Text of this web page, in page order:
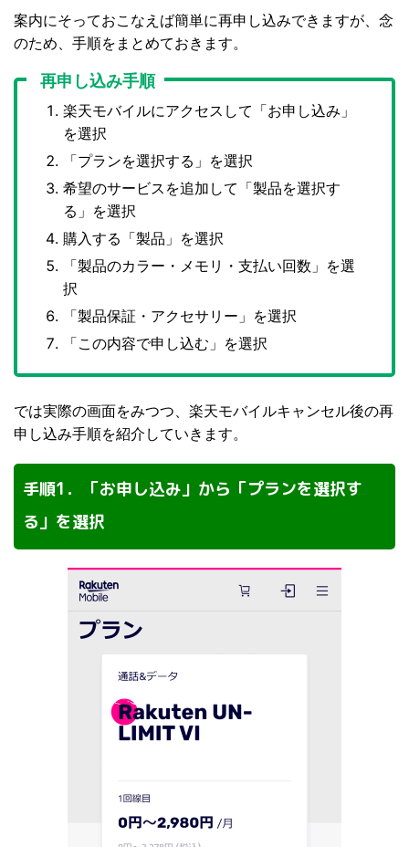
案内にそっておこなえば簡単に再申し込みできますが、念
のため、手順をまとめておきます。
再申し込み手順
楽天モバイルにアクセスして「お申し込み」
を選択
「プランを選択する」を選択
希望のサービスを追加して「製品を選択す
る」を選択
購入する「製品」を選択
「製品のカラー・メモリ・支払い回数」を選
択
「製品保証・アクセサリー」を選択
「この内容で申し込む」を選択
では実際の画面をみつつ、楽天モバイルキャンセル後の再
申し込み手順を紹介していきます。
手順1．「お申し込み」から「プランを選択す
る」を選択